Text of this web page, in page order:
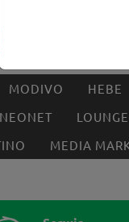
MODIVO HEBE
NEONET
MEDIA